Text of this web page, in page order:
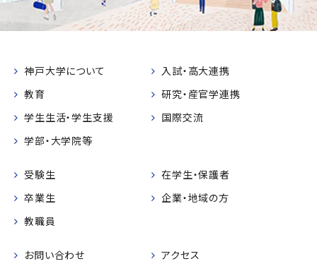
神戸大学について
入試・高大連携
教育
研究・産官学連携
学生生活・学生支援
国際交流
学部・大学院等
受験生
在学生・保護者
卒業生
企業・地域の方
教職員
お問い合わせ アクセス